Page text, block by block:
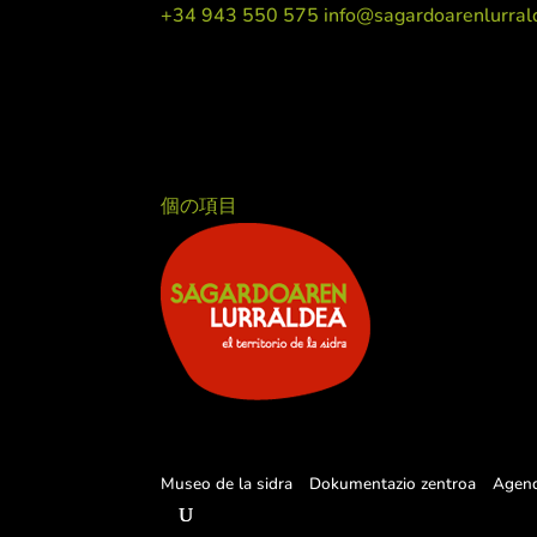
+34 943 550 575
個の項目
Museo de la sidra Dokumentazio zentroa